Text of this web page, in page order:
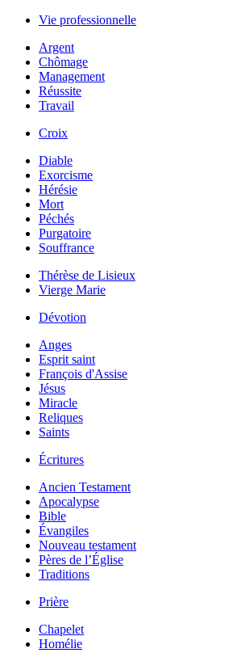
Vie professionnelle
Argent
Chômage
Management
Réussite
Travail
Croix
Diable
Exorcisme
Hérésie
Mort
Péchés
Purgatoire
Souffrance
Thérèse de Lisieux
Vierge Marie
Dévotion
Anges
Esprit saint
François d'Assise
Jésus
Miracle
Reliques
Saints
Écritures
Ancien Testament
Apocalypse
Bible
Évangiles
Nouveau testament
Pères de l’Église
Traditions
Prière
Chapelet
Homélie